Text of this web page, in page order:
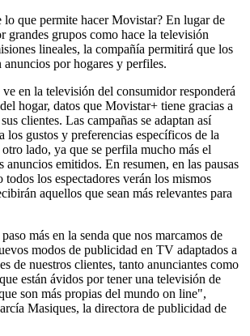
lo que permite hacer Movistar? En lugar de
grandes grupos como hace la televisión
lineales, la compañía permitirá que los
anuncios por hogares y perfiles.
en la televisión del consumidor responderá
hogar, datos que Movistar+ tiene gracias a
clientes. Las campañas se adaptan así
los gustos y preferencias específicos de la
lado, ya que se perfila mucho más el
emitidos. En resumen, en las pausas
los espectadores verán los mismos
aquellos que sean más relevantes para
más en la senda que nos marcamos de
modos de publicidad en TV adaptados a
de nuestros clientes, tanto anunciantes como
están ávidos por tener una televisión de
son más propias del mundo on line",
Masiques, la directora de publicidad de